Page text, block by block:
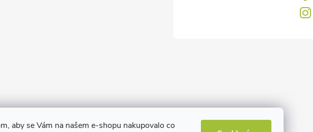
aby se Vám na našem e-shopu nakupovalo co